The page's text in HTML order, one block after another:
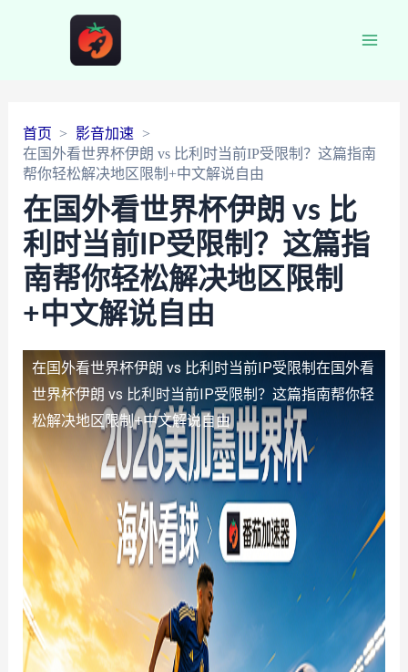
首页
影音加速
在国外看世界杯伊朗 vs 比利时当前IP受限制？这篇指南
帮你轻松解决地区限制+中文解说自由
在国外看世界杯伊朗 vs 比
利时当前IP受限制？这篇指
南帮你轻松解决地区限制
+中文解说自由
在国外看世界杯伊朗 vs 比利时当前IP受限制 在国外看
世界杯伊朗 vs 比利时当前IP受限制？这篇指南帮你轻
松解决地区限制+中文解说自由